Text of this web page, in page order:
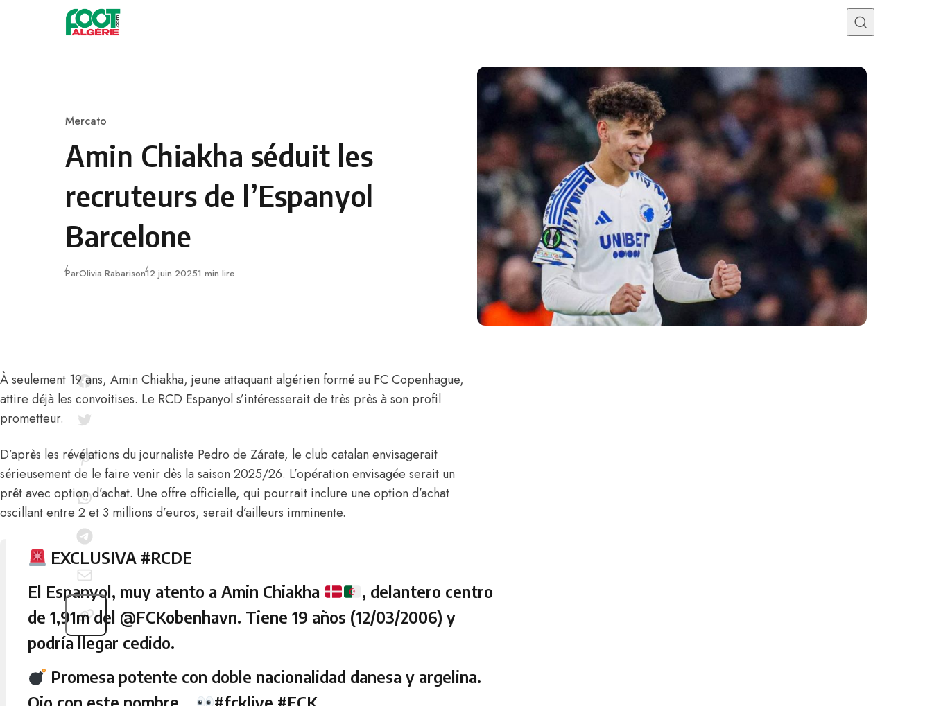
Skip to content
Category
Mercato
Amin Chiakha séduit les
recruteurs de l’Espanyol
Barcelone
ParOlivia RabarisonPublié
12 juin 20251 min lire
À seulement 19 ans, Amin Chiakha, jeune attaquant algérien formé au FC Copenhague,
attire déjà les convoitises. Le RCD Espanyol s’intéresserait de très près à son profil
prometteur.
D’après les révélations du journaliste Pedro de Zárate, le club catalan envisagerait
sérieusement de le faire venir dès la saison 2025/26. L’opération envisagée serait un
prêt avec option d’achat. Une offre officielle, qui pourrait inclure une option d’achat
oscillant entre 2 et 3 millions d’euros, serait d’ailleurs imminente.
EXCLUSIVA #RCDE
El Espanyol, muy atento a Amin Chiakha
, delantero centro
de 1,91m del @FCKobenhavn. Tiene 19 años (12/03/2006) y
podría llegar cedido.
Promesa potente con doble nacionalidad danesa y argelina.